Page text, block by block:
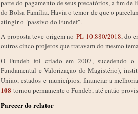
parte do pagamento de seus precatórios, a fim
do Bolsa Família. Havia o temor de que o
atingir o "passivo do Fundef".
A proposta teve origem noPL 10.880/2018, do
outros cinco projetos que tratavam do mesmo
O Fundeb foi criado em 2007, sucedendo
Fundamental e Valorização do Magistério),
União, estados e municípios, financiar a
108 tornou permanente o Fundeb, até então
Parecer do relator